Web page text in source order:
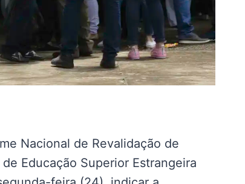
Nacional de Revalidação de
Educação Superior Estrangeira